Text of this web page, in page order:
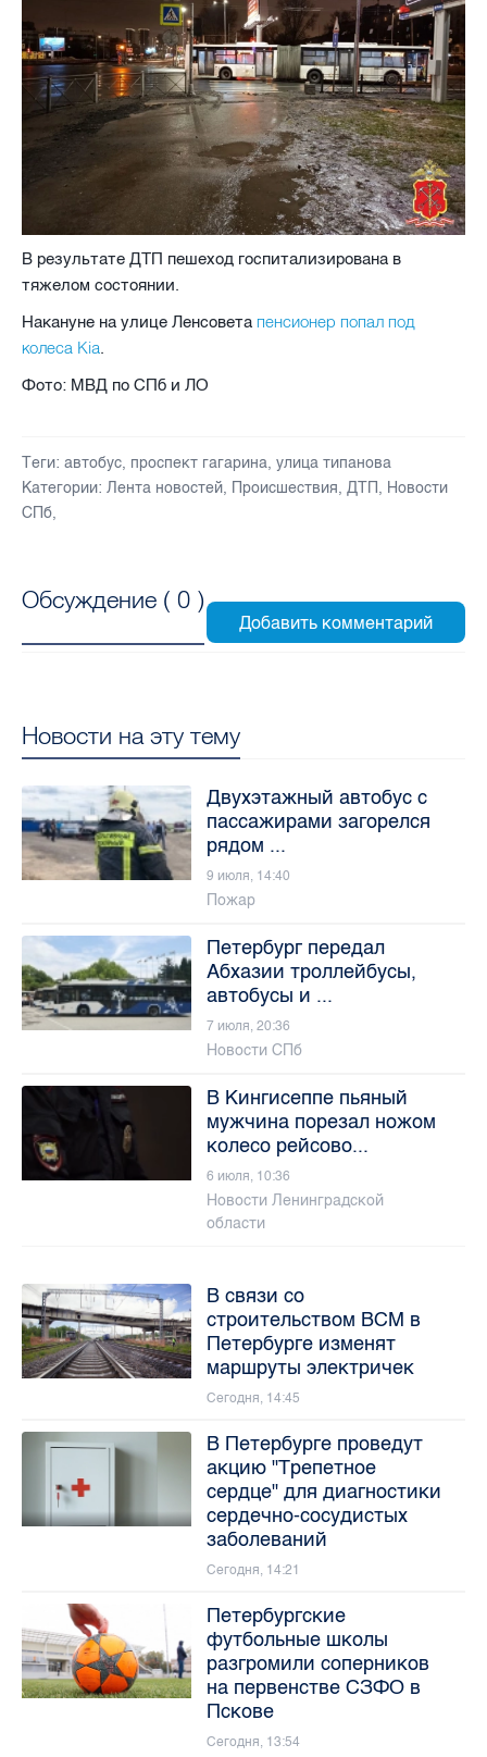
В результате ДТП пешеход госпитализирована в
тяжелом состоянии.
Накануне на улице Ленсовета пенсионер попал под
колеса Kia.
Фото: МВД по СПб и ЛО
Теги: автобус, проспект гагарина, улица типанова
Категории: Лента новостей, Происшествия, ДТП, Новости
СПб,
Обсуждение ( 0 )
Новости на эту тему
Двухэтажный автобус с
пассажирами загорелся
рядом ...
9 июля, 14:40
Пожар
Петербург передал
Абхазии троллейбусы,
автобусы и ...
7 июля, 20:36
Новости СПб
В Кингисеппе пьяный
мужчина порезал ножом
колесо рейсово...
6 июля, 10:36
Новости Ленинградской
области
В связи со
строительством ВСМ в
Петербурге изменят
маршруты электричек
Сегодня, 14:45
В Петербурге проведут
акцию "Трепетное
сердце" для диагностики
сердечно-сосудистых
заболеваний
Сегодня, 14:21
Петербургские
футбольные школы
разгромили соперников
на первенстве СЗФО в
Пскове
Сегодня, 13:54